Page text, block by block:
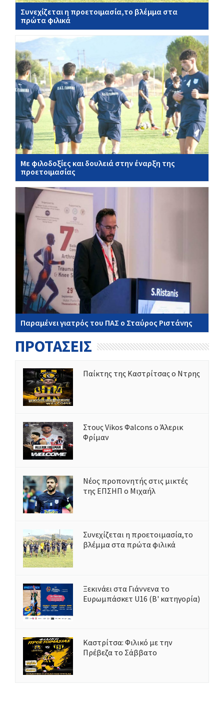
Συνεχίζεται η προετοιμασία,το βλέμμα στα
πρώτα φιλικά
Με φιλοδοξίες και δουλειά στην έναρξη της
προετοιμασίας
Παραμένει γιατρός του ΠΑΣ ο Σταύρος Ριστάνης
ΠΡΟΤΑΣΕΙΣ
Παίκτης της Καστρίτσας ο Ντρης
Στους Vikos Φalcons ο Άλερικ
Φρίμαν
Νέος προπονητής στις μικτές
της ΕΠΣΗΠ ο Μιχαήλ
Συνεχίζεται η προετοιμασία,το
βλέμμα στα πρώτα φιλικά
Ξεκινάει στα Γιάννενα το
Ευρωμπάσκετ U16 (Β' κατηγορία)
Καστρίτσα: Φιλικό με την
Πρέβεζα το Σάββατο